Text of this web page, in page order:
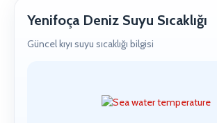
Yenifoça Deniz Suyu Sıcaklığı
Güncel kıyı suyu sıcaklığı bilgisi